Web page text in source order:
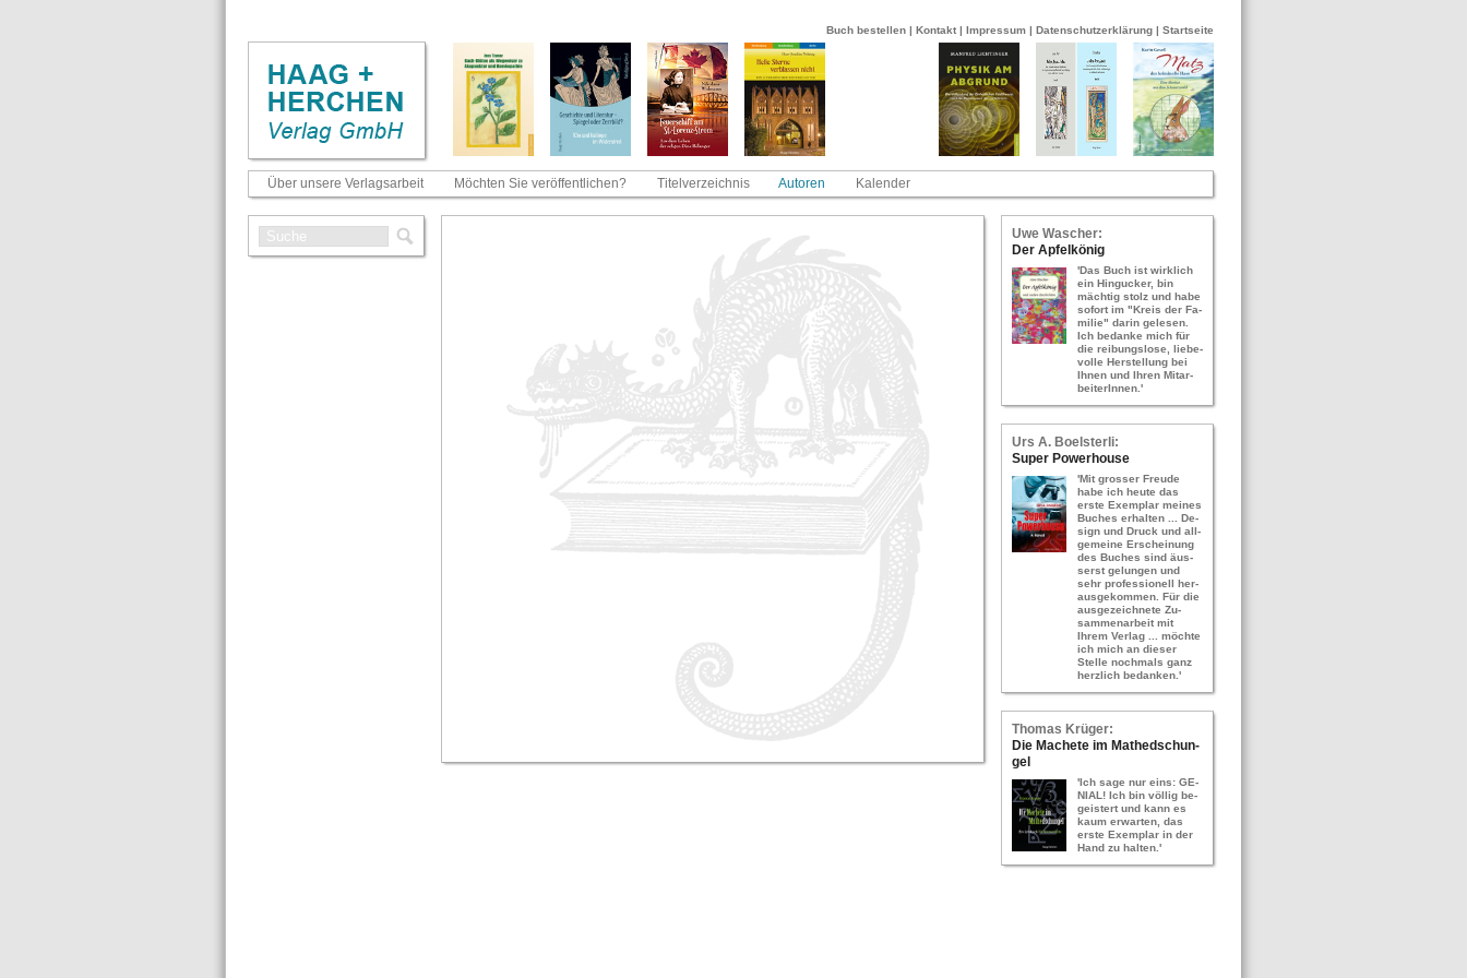
Buch bestellen | Kontakt | Impressum | Datenschutzerklärung | Startseite
Über unsere Verlagsarbeit Möchten Sie veröffentlichen? Titelverzeichnis Autoren Kalender
Uwe Wa­scher:
Der Ap­fel­kö­nig
'Das Buch ist wirk­lich
ein Hin­gu­cker, bin
mäch­tig stolz und habe
so­fort im "Kreis der Fa­
mi­lie" darin ge­le­sen.
Ich be­dan­ke mich für
die rei­bungs­lo­se, lie­be­
vol­le Her­stel­lung bei
Ihnen und Ihren Mit­ar­
bei­te­rIn­nen.'
Urs A. Bo­els­ter­li:
Super Power­hou­se
'Mit gros­ser Freu­de
habe ich heute das
erste Ex­em­plar mei­nes
Bu­ches er­hal­ten ... De­
sign und Druck und all­
ge­mei­ne Er­schei­nung
des Bu­ches sind äus­
serst ge­lun­gen und
sehr pro­fes­sio­nell her­
aus­ge­kom­men. Für die
aus­ge­zeich­ne­te Zu­
sam­men­ar­beit mit
Ihrem Ver­lag ... möch­te
ich mich an die­ser
Stel­le noch­mals ganz
herz­lich be­dan­ken.'
Tho­mas Krü­ger:
Die Ma­che­te im Ma­thed­schun­
gel
'Ich sage nur eins: GE­
NI­AL! Ich bin völ­lig be­
geis­tert und kann es
kaum er­war­ten, das
erste Ex­em­plar in der
Hand zu hal­ten.'